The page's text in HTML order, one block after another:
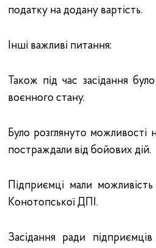
податку на додану вартість.
Інші важливі питання:
Також під час засідання
воєнного стану.
Було розглянуто можливості
постраждали від бойових дій.
Підприємці мали
Конотопської ДПІ.
Засідання ради